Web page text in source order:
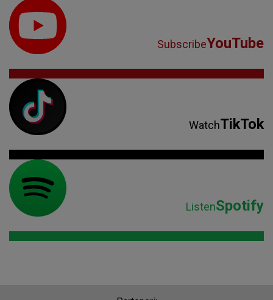
SubscribeYouTube
WatchTikTok
ListenSpotify